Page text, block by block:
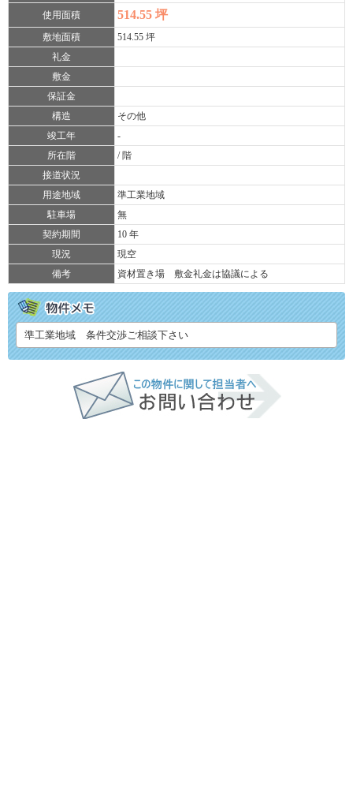
使用面積
514.55 坪
敷地面積
514.55 坪
礼金
敷金
保証金
構造
その他
竣工年
-
所在階
/ 階
接道状況
用途地域
準工業地域
駐車場
無
契約期間
10 年
現況
現空
備考
資材置き場 敷金礼金は協議による
準工業地域 条件交渉ご相談下さい